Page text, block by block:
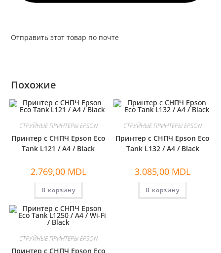
Отправить этот товар по почте
Похожие
СТРУЙНЫЕ ПРИНТЕРЫ EPSON
Принтер с СНПЧ Epson Eco
Tank L121 / A4 / Black
2.769,00 MDL
В корзину
СТРУЙНЫЕ ПРИНТЕРЫ EPSON
Принтер с СНПЧ Epson Eco
Tank L132 / A4 / Black
3.085,00 MDL
В корзину
СТРУЙНЫЕ ПРИНТЕРЫ EPSON
Принтер с СНПЧ Epson Eco